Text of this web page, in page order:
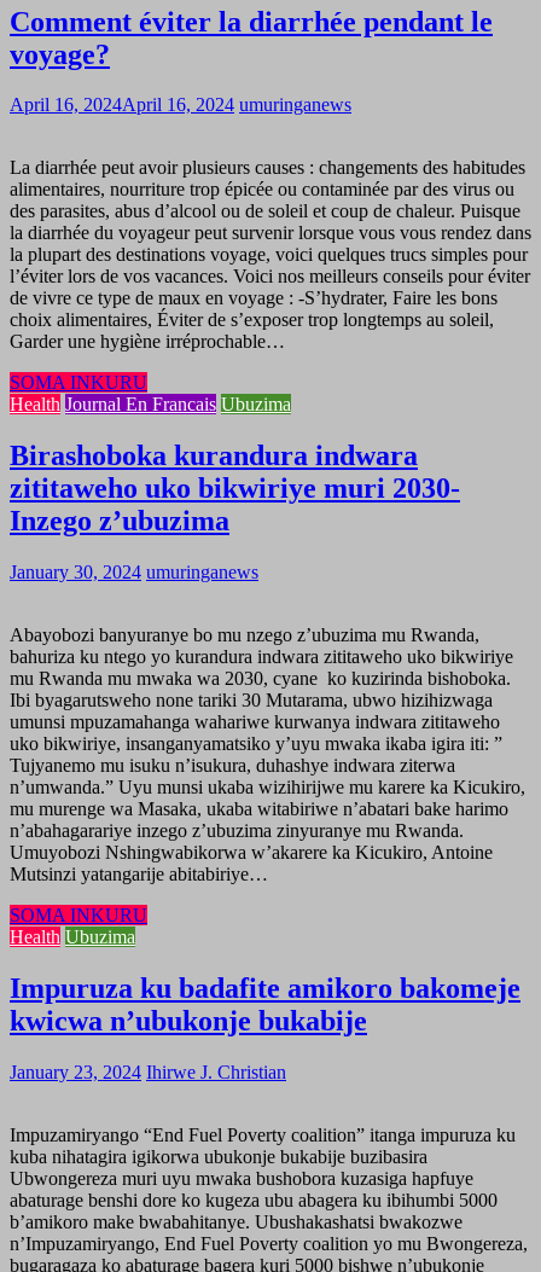
Comment éviter la diarrhée pendant le
voyage?
April 16, 2024April 16, 2024 umuringanews
La diarrhée peut avoir plusieurs causes : changements des habitudes
alimentaires, nourriture trop épicée ou contaminée par des virus ou
des parasites, abus d’alcool ou de soleil et coup de chaleur. Puisque
la diarrhée du voyageur peut survenir lorsque vous vous rendez dans
la plupart des destinations voyage, voici quelques trucs simples pour
l’éviter lors de vos vacances. Voici nos meilleurs conseils pour éviter
de vivre ce type de maux en voyage : -S’hydrater, Faire les bons
choix alimentaires, Éviter de s’exposer trop longtemps au soleil,
Garder une hygiène irréprochable…
SOMA INKURU
Health Journal En Francais Ubuzima
Birashoboka kurandura indwara
zititaweho uko bikwiriye muri 2030-
Inzego z’ubuzima
January 30, 2024 umuringanews
Abayobozi banyuranye bo mu nzego z’ubuzima mu Rwanda,
bahuriza ku ntego yo kurandura indwara zititaweho uko bikwiriye
mu Rwanda mu mwaka wa 2030, cyane ko kuzirinda bishoboka.
Ibi byagarutsweho none tariki 30 Mutarama, ubwo hizihizwaga
umunsi mpuzamahanga wahariwe kurwanya indwara zititaweho
uko bikwiriye, insanganyamatsiko y’uyu mwaka ikaba igira iti: ”
Tujyanemo mu isuku n’isukura, duhashye indwara ziterwa
n’umwanda.” Uyu munsi ukaba wizihirijwe mu karere ka Kicukiro,
mu murenge wa Masaka, ukaba witabiriwe n’abatari bake harimo
n’abahagarariye inzego z’ubuzima zinyuranye mu Rwanda.
Umuyobozi Nshingwabikorwa w’akarere ka Kicukiro, Antoine
Mutsinzi yatangarije abitabiriye…
SOMA INKURU
Health Ubuzima
Impuruza ku badafite amikoro bakomeje
kwicwa n’ubukonje bukabije
January 23, 2024 Ihirwe J. Christian
Impuzamiryango “End Fuel Poverty coalition” itanga impuruza ku
kuba nihatagira igikorwa ubukonje bukabije buzibasira
Ubwongereza muri uyu mwaka bushobora kuzasiga hapfuye
abaturage benshi dore ko kugeza ubu abagera ku ibihumbi 5000
b’amikoro make bwabahitanye. Ubushakashatsi bwakozwe
n’Impuzamiryango, End Fuel Poverty coalition yo mu Bwongereza,
bugaragaza ko abaturage bagera kuri 5000 bishwe n’ubukonje